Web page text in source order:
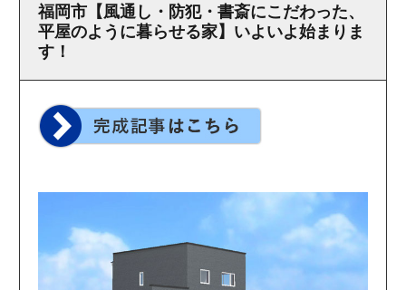
福岡市【風通し・防犯・書斎にこだわった、
平屋のように暮らせる家】いよいよ始まりま
す！